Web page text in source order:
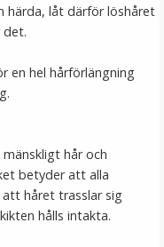
- Rosa
härda, låt därför löshåret
det.
en hel hårförlängning
hår och
betyder att alla
håret trasslar sig
hålls intakta.